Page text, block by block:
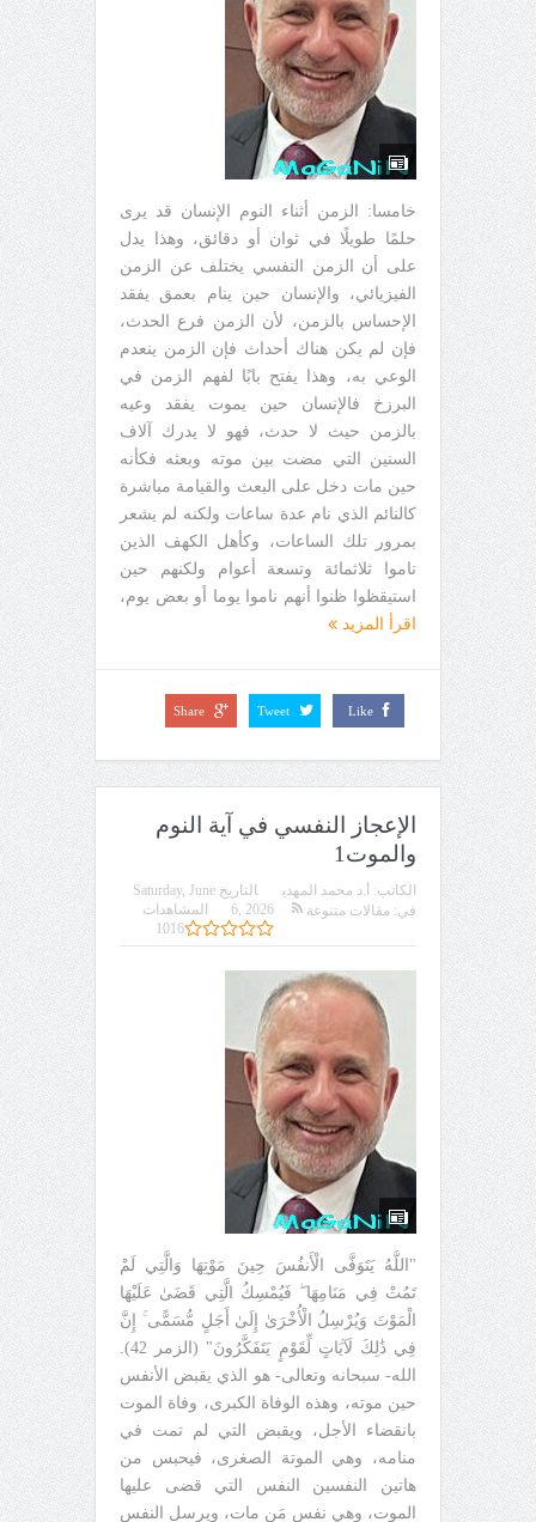
خامسا: الزمن أثناء النوم الإنسان قد يرى
حلمًا طويلًا في ثوان أو دقائق، وهذا يدل
على أن الزمن النفسي يختلف عن الزمن
الفيزيائي، والإنسان حين ينام بعمق يفقد
الإحساس بالزمن، لأن الزمن فرع الحدث،
فإن لم يكن هناك أحداث فإن الزمن ينعدم
الوعي به، وهذا يفتح بابًا لفهم الزمن في
البرزخ فالإنسان حين يموت يفقد وعيه
بالزمن حيث لا حدث، فهو لا يدرك آلاف
السنين التي مضت بين موته وبعثه فكأنه
حين مات دخل على البعث والقيامة مباشرة
كالنائم الذي نام عدة ساعات ولكنه لم يشعر
بمرور تلك الساعات، وكأهل الكهف الذين
ناموا ثلاثمائة وتسعة أعوام ولكنهم حين
استيقظوا ظنوا أنهم ناموا يوما أو بعض يوم،
اقرأ المزيد
Like
Tweet
Share
الإعجاز النفسي في آية النوم
والموت1
الكاتب: أ.د محمد المهدي التاريخ Saturday, June
6, 2026
في: مقالات متنوعة
المشاهدات
1016
"اللَّهُ يَتَوَفَّى الْأَنفُسَ حِينَ مَوْتِهَا وَالَّتِي لَمْ
تَمُتْ فِي مَنَامِهَا ۖ فَيُمْسِكُ الَّتِي قَضَىٰ عَلَيْهَا
الْمَوْتَ وَيُرْسِلُ الْأُخْرَىٰ إِلَىٰ أَجَلٍ مُّسَمًّى ۚ إِنَّ
فِي ذَٰلِكَ لَآيَاتٍ لِّقَوْمٍ يَتَفَكَّرُونَ" (الزمر 42).
الله- سبحانه وتعالى- هو الذي يقبض الأنفس
حين موته، وهذه الوفاة الكبرى، وفاة الموت
بانقضاء الأجل، ويقبض التي لم تمت في
منامه، وهي الموتة الصغرى، فيحبس من
هاتين النفسين النفس التي قضى عليها
الموت، وهي نفس مَن مات، ويرسل النفس